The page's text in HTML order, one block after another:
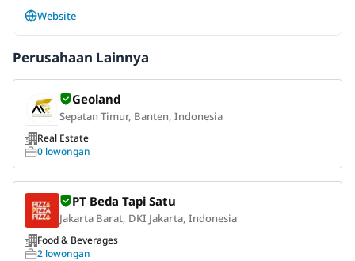
Website
Perusahaan Lainnya
Geoland
Sepatan Timur, Banten, Indonesia
Real Estate
0 lowongan
PT Beda Tapi Satu
Jakarta Barat, DKI Jakarta, Indonesia
Food & Beverages
2 lowongan